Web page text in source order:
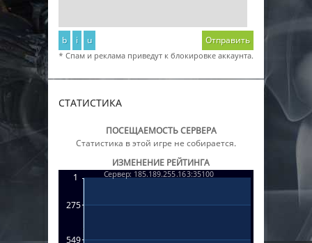
b i u Отправить
* Спам и реклама приведут к блокировке аккаунта.
СТАТИСТИКА
ПОСЕЩАЕМОСТЬ СЕРВЕРА
Статистика в этой игре не собирается.
ИЗМЕНЕНИЕ РЕЙТИНГА